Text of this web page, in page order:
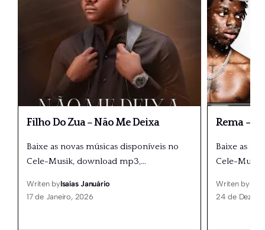
Filho Do Zua – Não Me Deixa
Baixe as novas músicas disponíveis no
Cele-Musik, download mp3,…
Writen byIsaías Januário
17 de Janeiro, 2026
Rema –
Baixe as
Cele-
Writen by
24 de